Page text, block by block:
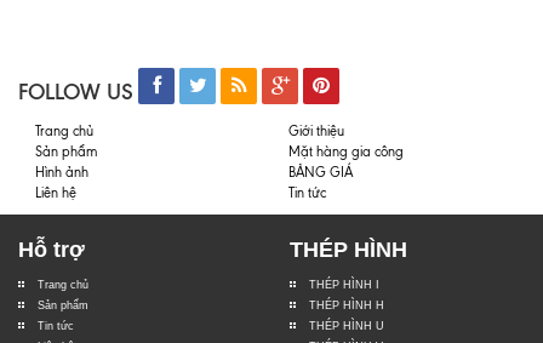
FOLLOW US
Trang chủ
Giới thiệu
Sản phẩm
Mặt hàng gia công
Hình ảnh
BẢNG GIÁ
Liên hệ
Tin tức
Hỗ trợ
Trang chủ
Sản phẩm
Tin tức
THÉP HÌNH
THÉP HÌNH I
THÉP HÌNH H
THÉP HÌNH U